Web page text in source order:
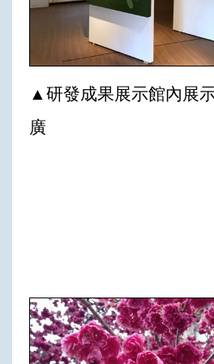
▲研發成果展示館內展
廣